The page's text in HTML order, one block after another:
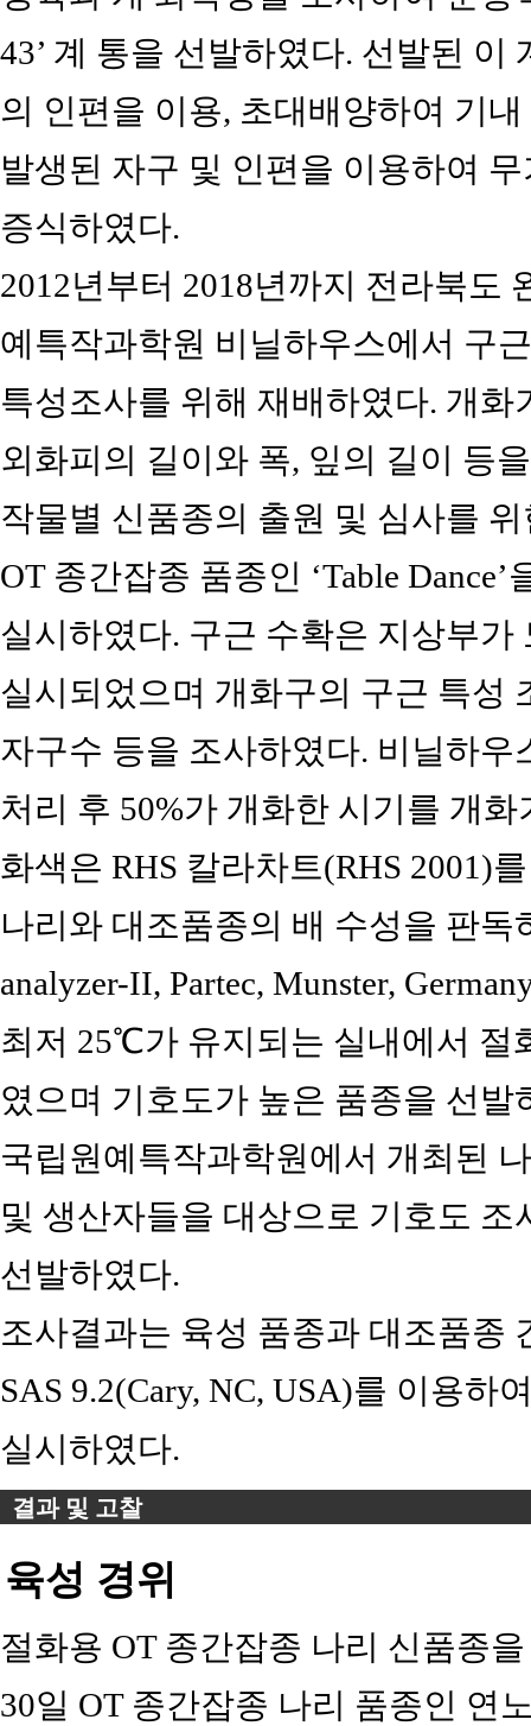
43’ 계 통을 선발하였다. 선발된 이
의 인편을 이용, 초대배양하여 기
발생된 자구 및 인편을 이용하여
증식하였다.
2012년부터 2018년까지 전라북도
예특작과학원 비닐하우스에서 구
특성조사를 위해 재배하였다. 개화
외화피의 길이와 폭, 잎의 길이 등
작물별 신품종의 출원 및 심사를
OT 종간잡종 품종인 ‘Table
실시하였다. 구근 수확은 지상부가
실시되었으며 개화구의 구근 특성
자구수 등을 조사하였다. 비닐하
처리 후 50%가 개화한 시기를 개
화색은 RHS 칼라차트(RHS 2001)
나리와 대조품종의 배 수성을 판
analyzer-II, Partec, Munster,
최저 25℃가 유지되는 실내에서 절
였으며 기호도가 높은 품종을 선발
국립원예특작과학원에서 개최된
및 생산자들을 대상으로 기호도
선발하였다.
조사결과는 육성 품종과 대조품종
SAS 9.2(Cary, NC, USA)를 이용하
실시하였다.
결과 및 고찰
육성 경위
절화용 OT 종간잡종 나리 신품종
30일 OT 종간잡종 나리 품종인 연